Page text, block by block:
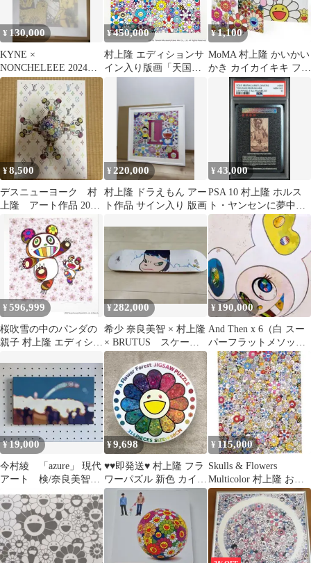
¥ 130,000
KYNE ×
NONCHELEEE 2024
Untitled
¥450,000
村上隆 エディションサ
イン入り版画「天国の
¥1,100
MoMA 村上隆 かいかい
かき カイカイキキ フラ
ワー カード
¥8,500
デスニューヨーク 村
上隆 アート作品 2019
年
¥ 220,000
村上隆 ドラえもん アー
ト作品 サイン入り 版画
¥43,000
PSA 10 村上隆 ホルス
ト・ヤンセンに夢中だ
った24歳の私
¥596,999
桜吹雪の中のパンダの
親子 村上隆 エディショ
代
¥282,000
希少 奈良美智 × 村上隆
× BRUTUS スケート
ボード カイカイキキ 版
画
¥ 190,000
And Then x 6（白 スー
パーフラットメソッド
耳が青と黄色）未開封
¥19,000
今村綾 「azure」 現代
アート 検/奈良美智
村上隆 草間彌生
¥9,698
♥♥即発送♥ 村上隆 フラ
ワーパズル 新色 カイカ
イキキ 314ピース
¥ 115,000
Skulls & Flowers
Multicolor 村上隆 お花
ドクロ